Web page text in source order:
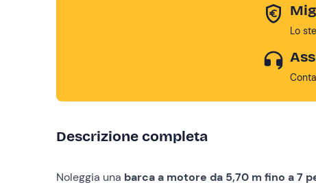
Lo
Descrizione completa
Noleggia una barca a motore da 5,70 m fino a 7